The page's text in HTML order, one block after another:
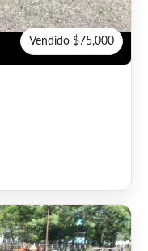
Vendido $75,000